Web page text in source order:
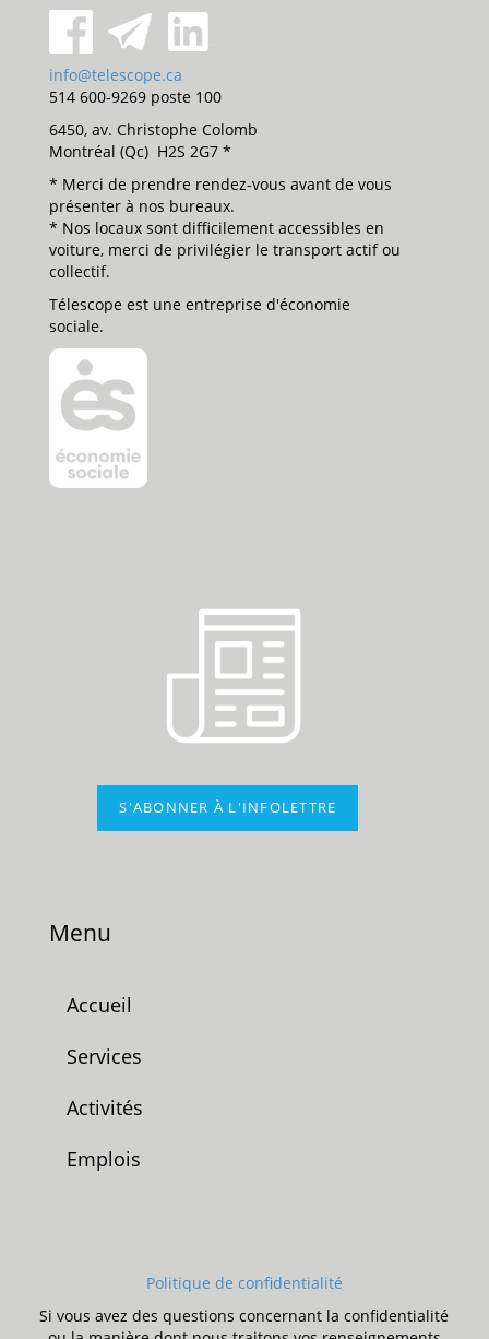
info@telescope.ca
514 600-9269 poste 100
6450, av. Christophe Colomb
Montréal (Qc) H2S 2G7 *
* Merci de prendre rendez-vous avant de vous
présenter à nos bureaux.
* Nos locaux sont difficilement accessibles en
voiture, merci de privilégier le transport actif ou
collectif.
Télescope est une entreprise d'économie
sociale.
S'ABONNER À L'INFOLETTRE
Menu
Accueil
Services
Activités
Emplois
Politique de confidentialité
Si vous avez des questions concernant la confidentialité